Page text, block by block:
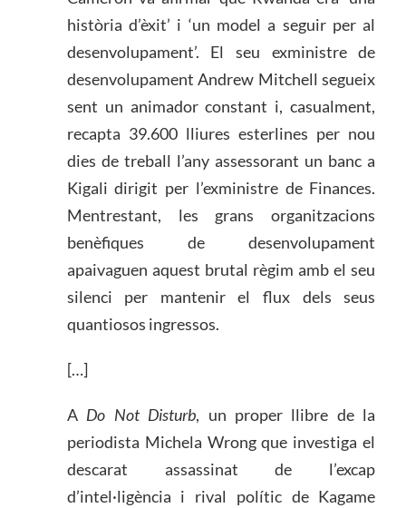
història d’èxit’ i ‘un model a seguir per al
desenvolupament’. El seu exministre de
desenvolupament Andrew Mitchell segueix
sent un animador constant i, casualment,
recapta 39.600 lliures esterlines per nou
dies de treball l’any assessorant un banc a
Kigali dirigit per l’exministre de Finances.
Mentrestant, les grans organitzacions
benèfiques de desenvolupament
apaivaguen aquest brutal règim amb el seu
silenci per mantenir el flux dels seus
quantiosos ingressos.
[…]
A Do Not Disturb, un proper llibre de la
periodista Michela Wrong que investiga el
descarat assassinat de l’excap
d’intel·ligència i rival polític de Kagame